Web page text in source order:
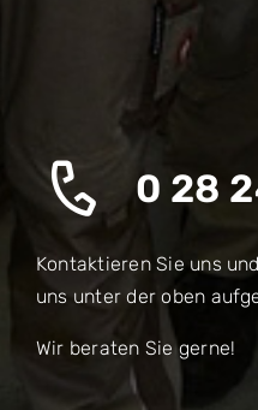
0 28
Kontaktieren Sie uns
uns unter der oben
Wir beraten Sie gerne!